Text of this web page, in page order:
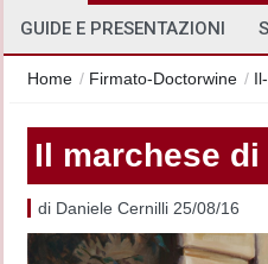
GUIDE E PRESENTAZIONI
Home / Firmato-Doctorwine /
Il marchese
di Daniele Cernilli 25/08/16